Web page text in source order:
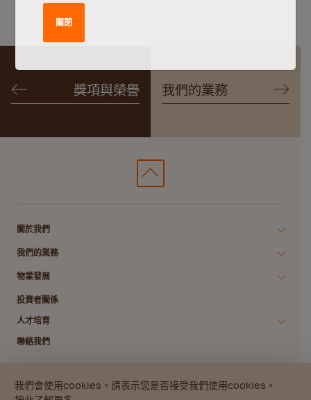
獎項與榮譽 我們的業務
關於我們
我們的業務
物業發展
投資者關係
人才培育
聯絡我們
私隱政策 數碼存根政策 版權所有 免責聲明 網站指南
我們會使用cookies。請表示您是否接受我們使用cookies。
關閉